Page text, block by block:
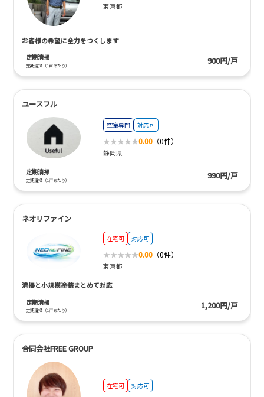
東京都
お客様の希望に全力をつくします
定期清掃
定期清掃（1戸あたり） 900円/戸
ユースフル
空室専門 対応可
0.00 （0件）
静岡県
定期清掃
定期清掃（1戸あたり） 990円/戸
ネオリファイン
在宅可 対応可
0.00 （0件）
東京都
清掃と小規模塗装まとめて対応
定期清掃
定期清掃（1戸あたり） 1,200円/戸
合同会社FREE GROUP
在宅可 対応可